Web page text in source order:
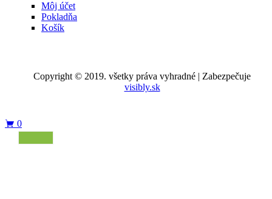
Môj účet
Pokladňa
Košík
Copyright © 2019. všetky práva vyhradné | Zabezpečuje
visibly.sk
0